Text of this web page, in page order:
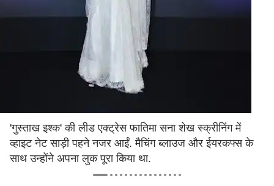
'गुस्ताख इश्क' की लीड एक्ट्रेस फातिमा सना शेख स्क्रीनिंग में
व्हाइट नेट साड़ी पहने नजर आईं. मैचिंग ब्लाउज और ईयरकफ्स के
साथ उन्होंने अपना लुक पूरा किया था.